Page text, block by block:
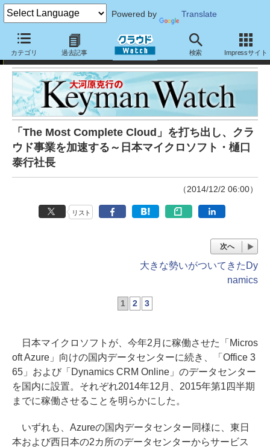
Powered by Translate
カテゴリ 過去記事 検索 Impressサイト
大河原克行のキーマンウォッチ
「The Most Complete Cloud」を打ち出し、クラ
ウド事業を加速する～日本マイクロソフト・樋口
泰行社長
（2014/12/2 06:00）
リスト
次へ
大きな勢いがついてきたDy
namics
1 2 3
日本マイクロソフトが、今年2月に稼働させた「Micros
oft Azure」向けの国内データセンターに続き、「Office 3
65」および「Dynamics CRM Online」のデータセンター
を国内に設置。それぞれ2014年12月、2015年第1四半期
までに稼働させることを明らかにした。
いずれも、Azureの国内データセンター同様に、東日
本および西日本の2カ所のデータセンターからサービス